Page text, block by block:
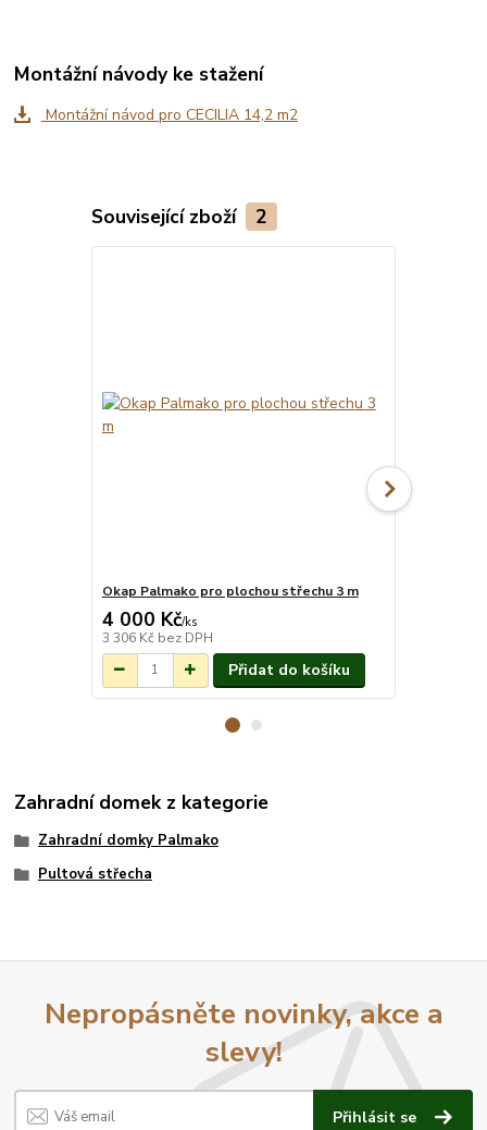
Montážní návody ke stažení
Montážní návod pro CECILIA 14,2 m2
Související zboží 2
Okap Palmako pro plochou střechu 3 m
4 000 Kč/ks
3 306 Kč bez DPH
Přidat do košíku
Zahradní domek z kategorie
Zahradní domky Palmako
Pultová střecha
Nepropásněte novinky, akce a
slevy!
Přihlásit se